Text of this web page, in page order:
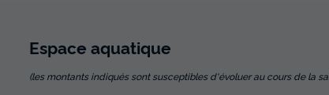
Espace aquatique
(les montants indiqués sont susceptibles d'évoluer au cours de la